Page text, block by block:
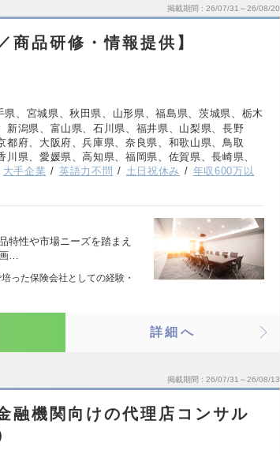
掲載期間 26/07/31～26/08/20
商品研修・情報提供】
県、宮城県、秋田県、山形県、福島県、茨城県、栃木
潟県、富山県、石川県、福井県、山梨県、長野
府、大阪府、兵庫県、奈良県、和歌山県、鳥取
県、愛媛県、高知県、福岡県、佐賀県、長崎県、
大手企業 英語力不問 土日祝休み
年収600万以
特性や市場ニーズを踏まえ
…
った保険会社としての経験・
詳細へ
掲載期間 26/07/31～26/08/13
融機関向けの代理店コンサル